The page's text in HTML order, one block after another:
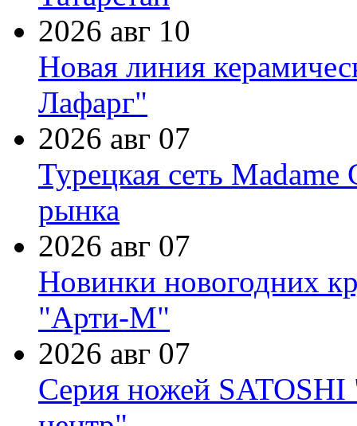
2026 авг 10
Новая линия
Лафарг"
2026 авг 07
Турецкая сеть Madame
рынка
2026 авг 07
Новинки новогодних
"Арти-М"
2026 авг 07
Серия ножей